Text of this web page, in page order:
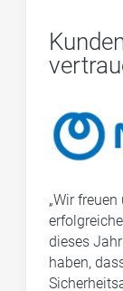
„Wir
dieses
haben,